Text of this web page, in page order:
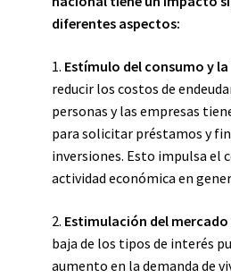
diferentes aspectos:
1. Estímulo del consumo y
reducir los costos de
personas y las empresas
para solicitar préstamos y
inversiones. Esto impulsa el
actividad económica en
2. Estimulación del
baja de los tipos de interés
aumento en la demanda de